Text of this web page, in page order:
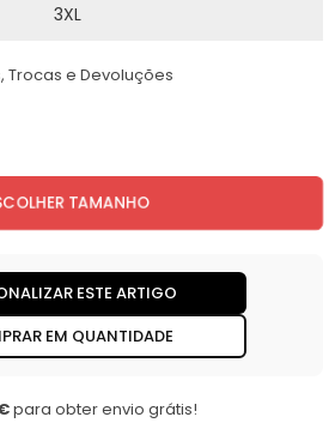
3XL
Trocas e Devoluções
TAMANHO
ESTE ARTIGO
EM QUANTIDADE
para obter envio grátis!